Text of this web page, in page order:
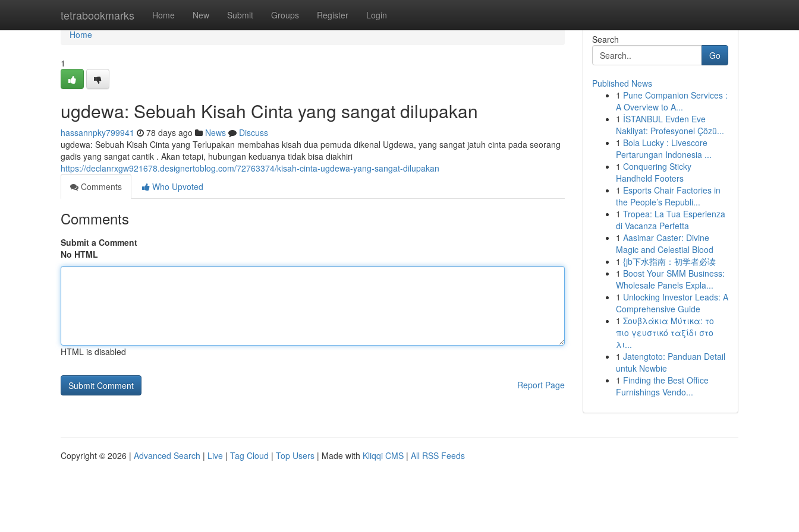
tetrabookmarks Home New Submit Groups Register Login
Home
Home
1
ugdewa: Sebuah Kisah Cinta yang sangat dilupakan
hassannpky799941 78 days ago News
Discuss
ugdewa: Sebuah Kisah Cinta yang Terlupakan membahas kisah dua pemuda dikenal Ugdewa, yang sangat jatuh cinta pada seorang
gadis yang sangat cantik . Akan tetapi, hubungan keduanya tidak bisa diakhiri
https://declanrxgw921678.designertoblog.com/72763374/kisah-cinta-ugdewa-yang-sangat-dilupakan
Comments
Who Upvoted
Comments
Submit a Comment
No HTML
HTML is disabled
Report Page
Search
Go
Published News
1 Pune Companion Services :
A Overview to A...
1 İSTANBUL Evden Eve
Nakliyat: Profesyonel Çözü...
1 Bola Lucky : Livescore
Pertarungan Indonesia ...
1 Conquering Sticky
Handheld Footers
1 Esports Chair Factories in
the People’s Republi...
1 Tropea: La Tua Esperienza
di Vacanza Perfetta
1 Aasimar Caster: Divine
Magic and Celestial Blood
1 {jb下水指南：初学者必读
1 Boost Your SMM Business:
Wholesale Panels Expla...
1 Unlocking Investor Leads: A
Comprehensive Guide
1 Σουβλάκια Μύτικα: το
πιο γευστικό ταξίδι στο
λι...
1 Jatengtoto: Panduan Detail
untuk Newbie
1 Finding the Best Office
Furnishings Vendo...
Copyright © 2026 | Advanced Search | Live | Tag Cloud | Top Users | Made with Kliqqi CMS | All RSS Feeds